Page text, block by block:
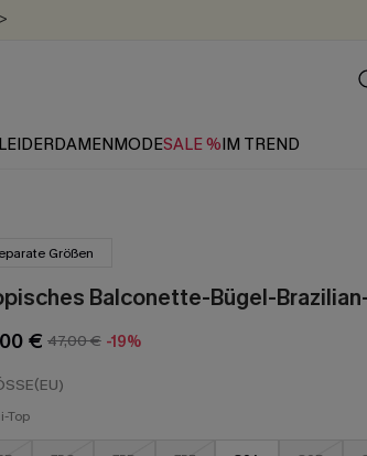
DAMENMODESALE %IM TREND
Größen
Balconette-Bügel-
€ 47,00 € -19%
Top